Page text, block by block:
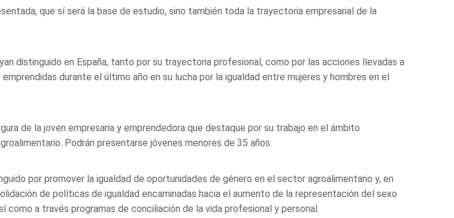
que sí será la base de estudio, sino también toda la trayectoria empresarial de la
distinguido en España, tanto por su trayectoria profesional, como por las acciones llevadas a
durante el último año en su lucha por la igualdad entre mujeres y hombres en el
de la joven empresaria y emprendedora que destaque por su trabajo en el ámbito
Podrán presentarse jóvenes menores de 35 años.
por promover la igualdad de oportunidades de género en el sector agroalimentario y, en
de políticas de igualdad encaminadas hacia el aumento de la representación del sexo
a través programas de conciliación de la vida profesional y personal.